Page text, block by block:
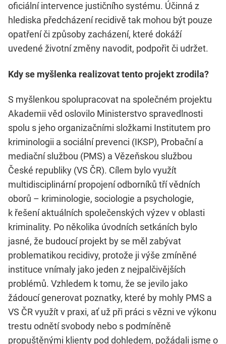
oficiální intervence justičního systému. Účinná z
hlediska předcházení recidivě tak mohou být pouze
opatření či způsoby zacházení, které dokáží
uvedené životní změny navodit, podpořit či udržet.
Kdy se myšlenka realizovat tento projekt zrodila?
S myšlenkou spolupracovat na společném projektu
Akademii věd oslovilo Ministerstvo spravedlnosti
spolu s jeho organizačními složkami Institutem pro
kriminologii a sociální prevenci (IKSP), Probační a
mediační službou (PMS) a Vězeňskou službou
České republiky (VS ČR). Cílem bylo využít
multidisciplinární propojení odborníků tří vědních
oborů – kriminologie, sociologie a psychologie,
k řešení aktuálních společenských výzev v oblasti
kriminality. Po několika úvodních setkáních bylo
jasné, že budoucí projekt by se měl zabývat
problematikou recidivy, protože ji výše zmíněné
instituce vnímaly jako jeden z nejpalčivějších
problémů. Vzhledem k tomu, že se jevilo jako
žádoucí generovat poznatky, které by mohly PMS a
VS ČR využít v praxi, ať už při práci s vězni ve výkonu
trestu odnětí svobody nebo s podmíněně
propuštěnými klienty pod dohledem, požádali jsme o